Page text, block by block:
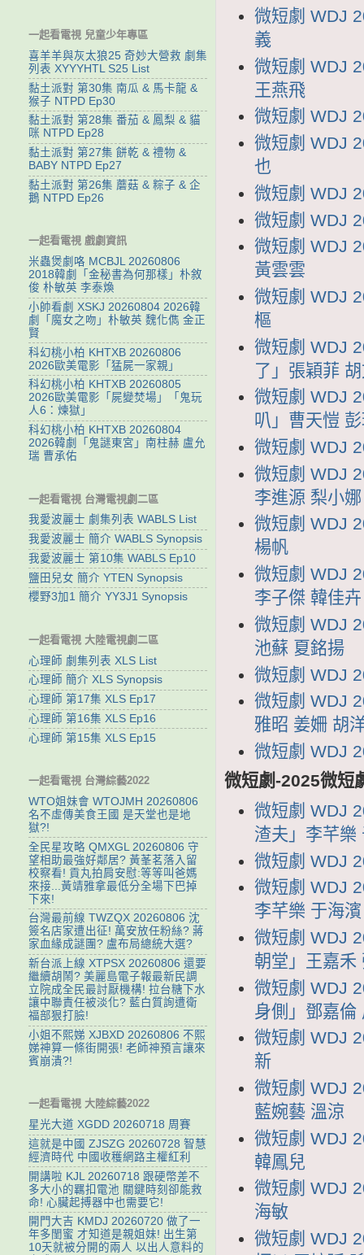
微短劇 WDJ
義
微短劇 WDJ
王燕飛
微短劇 WDJ
微短劇 WDJ
也
微短劇 WDJ
微短劇 WDJ
微短劇 WDJ
黃雲雲
微短劇 WDJ
樞
微短劇 WDJ
了」張穎菲
微短劇 WDJ
叭」曹天愷
微短劇 WDJ
微短劇 WDJ
李進源 梨小娜
微短劇 WDJ
楊帆
微短劇 WDJ
李子傑 韓佳卉
微短劇 WDJ
池蘇 夏銘揚
微短劇 WDJ
微短劇 WDJ
雅昭 姜姍 胡
微短劇 WDJ
微短劇-2025微短
微短劇 WDJ
渣夫」李芊樂
微短劇 WDJ
微短劇 WDJ
李芊樂 于海濱
微短劇 WDJ
朝堂」王嘉禾
微短劇 WDJ
身側」鄧嘉倫
微短劇 WDJ
新
微短劇 WDJ
藍婉藝 溫涼
微短劇 WDJ
韓鳳兒
微短劇 WDJ
海敏
微短劇 WDJ
一起看電視 兒童少年專區
喜羊羊與灰太狼25 奇妙大營救 劇集
列表 XYYYHTL S25 List
黏土派對 第30集 南瓜 & 馬卡龍 &
猴子 NTPD Ep30
黏土派對 第28集 番茄 & 鳳梨 & 貓
咪 NTPD Ep28
黏土派對 第27集 餅乾 & 禮物 &
BABY NTPD Ep27
黏土派對 第26集 蘑菇 & 粽子 & 企
鵝 NTPD Ep26
一起看電視 戲劇資訊
米蟲煲劇咯 MCBJL 20260806
2018韓劇「金秘書為何那樣」朴敘
俊 朴敏英 李泰煥
小帥看劇 XSKJ 20260804 2026韓
劇「魔女之吻」朴敏英 魏化儁 金正
賢
科幻桃小柏 KHTXB 20260806
2026歐美電影「猛屍一家親」
科幻桃小柏 KHTXB 20260805
2026歐美電影「屍變焚場」「鬼玩
人6：煉獄」
科幻桃小柏 KHTXB 20260804
2026韓劇「鬼謎東宮」南柱赫 盧允
瑞 曹承佑
一起看電視 台灣電視劇二區
我愛波麗士 劇集列表 WABLS List
我愛波麗士 簡介 WABLS Synopsis
我愛波麗士 第10集 WABLS Ep10
鹽田兒女 簡介 YTEN Synopsis
櫻野3加1 簡介 YY3J1 Synopsis
一起看電視 大陸電視劇二區
心理師 劇集列表 XLS List
心理師 簡介 XLS Synopsis
心理師 第17集 XLS Ep17
心理師 第16集 XLS Ep16
心理師 第15集 XLS Ep15
一起看電視 台灣綜藝2022
WTO姐妹會 WTOJMH 20260806
名不虛傳美食王國 是天堂也是地
獄?!
全民星攻略 QMXGL 20260806 守
望相助最強好鄰居? 黃莑茗落入留
校察看! 貢丸拍肩安慰:等等叫爸媽
來接...黃靖雅拿最低分全場下巴掉
下來!
台灣最前線 TWZQX 20260806 沈
簽名店家遭出征! 萬安放任粉絲? 蔣
家血緣成謎團? 盧布局總統大選?
新台派上線 XTPSX 20260806 還要
繼續胡鬧? 美麗島電子報最新民調
立院成全民最討厭機構! 拉台糖下水
讓中聯責任被淡化? 藍白質詢遭衛
福部狠打臉!
小姐不熙娣 XJBXD 20260806 不熙
娣神算一條街開張! 老師神預言讓來
賓崩潰?!
一起看電視 大陸綜藝2022
星光大道 XGDD 20260718 周賽
這就是中國 ZJSZG 20260728 智慧
經濟時代 中國收穫網路主權紅利
開講啦 KJL 20260718 跟硬幣差不
多大小的羈扣電池 關鍵時刻卻能救
命! 心臟起搏器中也需要它!
開門大吉 KMDJ 20260720 做了一
年多閨蜜 才知道是親姐妹! 出生第
10天就被分開的兩人 以出人意料的